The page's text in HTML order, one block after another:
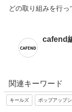
どの取り組みを⾏っ
cafend
関連キーワード
キールズ ポップアップ